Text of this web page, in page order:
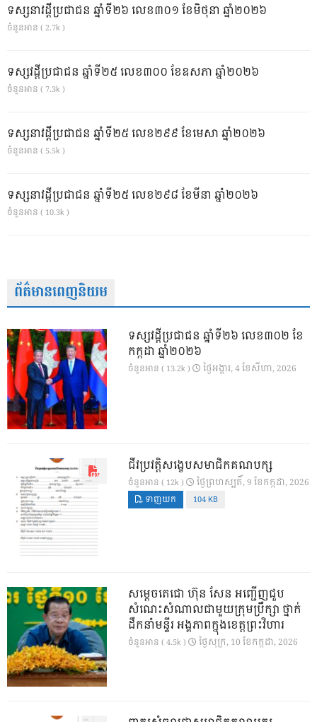
ទស្សនាវដ្ដីប្រជាជន ឆ្នាំទី២៦ លេខ៣០១ ខែមិថុនា ឆ្នាំ២០២៦
ចំនួនអាន ( 2.7k )
ទស្សវដ្តីប្រជាជន ឆ្នាំទី២៥ លេខ៣០០ ខែឧសភា ឆ្នាំ២០២៦
ចំនួនអាន ( 7.3k )
ទស្សនាវដ្ដីប្រជាជន ឆ្នាំទី២៥ លេខ២៩៩ ខែមេសា ឆ្នាំ២០២៦
ចំនួនអាន ( 5.5k )
ទស្សនាវដ្ដីប្រជាជន ឆ្នាំទី២៥ លេខ២៩៨ ខែមីនា ឆ្នាំ២០២៦
ចំនួនអាន ( 10.3k )
ព័ត៌មានពេញនិយម
ទស្សវដ្តីប្រជាជន ឆ្នាំទី២៦ លេខ៣០២ ខែ
កក្កដា ឆ្នាំ២០២៦
ចំនួនអាន ( 13.2k ) ថ្ងៃ​អង្គារ, 4 ខែ​សីហា, 2026
ជីវប្រវត្តិសង្ខេបសមាជិកគណបក្ស
ចំនួនអាន ( 12k ) ថ្ងៃ​ព្រហស្បតិ៍, 9 ខែ​កក្កដា, 2026
ទាញយក 104 KB
សម្តេចតេជោ ហ៊ុន សែន អញ្ជើញជួប
សំណេះសំណាលជាមួយក្រុមប្រឹក្សា ថ្នាក់
ដឹកនាំមន្ទីរ អង្គភាពក្នុងខេត្តព្រះវិហារ
ចំនួនអាន ( 4.5k ) ថ្ងៃ​សុក្រ, 10 ខែ​កក្កដា, 2026